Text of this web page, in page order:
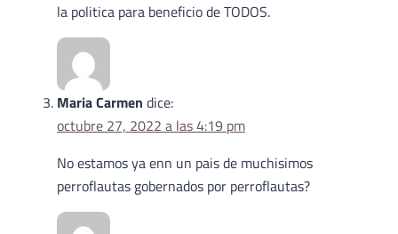
la politica para beneficio de TODOS.
Maria Carmen dice:
octubre 27, 2022 a las 4:19 pm
No estamos ya enn un pais de muchisimos
perroflautas gobernados por perroflautas?